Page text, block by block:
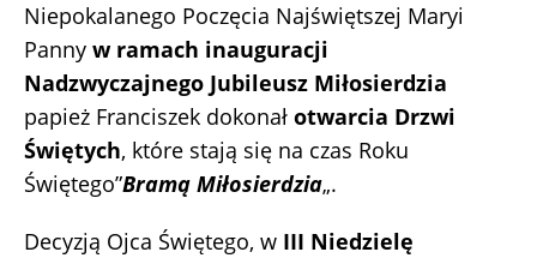
Niepokalanego Poczęcia Najświętszej Maryi
Panny w ramach inauguracji
Nadzwyczajnego Jubileusz Miłosierdzia
papież Franciszek dokonał otwarcia Drzwi
Świętych, które stają się na czas Roku
Świętego”Bramą Miłosierdzia„.
Decyzją Ojca Świętego, w III Niedzielę